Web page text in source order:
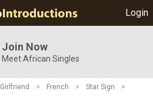
Login
Join Now
Meet African Singles
Girlfriend > French > Star Sign
>